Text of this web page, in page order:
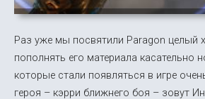
Раз уже мы посвятили Paragon целый
пополнять его материала касательно
которые стали появляться в игре
героя – кэрри ближнего боя – зовут